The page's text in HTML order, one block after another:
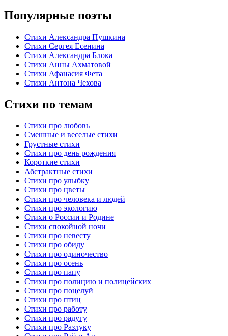
Популярные поэты
Стихи Александра Пушкина
Стихи Сергея Есенина
Стихи Александра Блока
Стихи Анны Ахматовой
Стихи Афанасия Фета
Стихи Антона Чехова
Стихи по темам
Стихи про любовь
Смешные и веселые стихи
Грустные стихи
Стихи про день рождения
Короткие стихи
Абстрактные стихи
Стихи про улыбку
Стихи про цветы
Стихи про человека и людей
Стихи про экологию
Стихи о России и Родине
Стихи спокойной ночи
Стихи про невесту
Стихи про обиду
Стихи про одиночество
Стихи про осень
Стихи про папу
Стихи про полицию и полицейских
Стихи про поцелуй
Стихи про птиц
Стихи про работу
Стихи про радугу
Стихи про Разлуку